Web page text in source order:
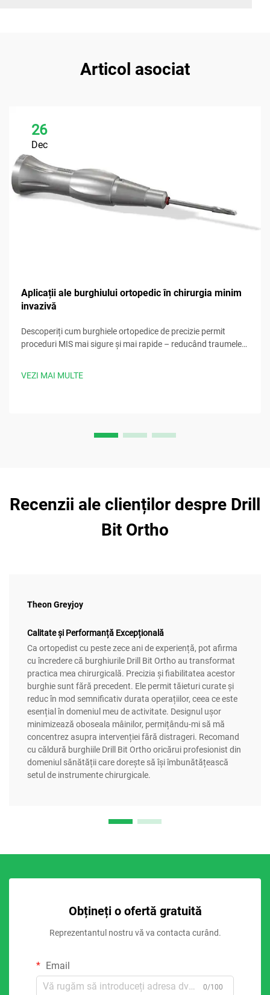
Articol asociat
26
Dec
Aplicații ale burghiului ortopedic în chirurgia minim
invazivă
Descoperiți cum burghiele ortopedice de precizie permit
proceduri MIS mai sigure și mai rapide – reducând traumele
VEZI MAI MULTE
Recenzii ale clienților despre Drill
Bit Ortho
Theon Greyjoy
Calitate și Performanță Excepțională
Ca ortopedist cu peste zece ani de experiență, pot afirma
cu încredere că burghiurile Drill Bit Ortho au transformat
practica mea chirurgicală. Precizia și fiabilitatea acestor
burghie sunt fără precedent. Ele permit tăieturi curate și
reduc în mod semnificativ durata operațiilor, ceea ce este
esențial în domeniul meu de activitate. Designul ușor
minimizează oboseala mâinilor, permițându-mi să mă
concentrez asupra intervenției fără distrageri. Recomand
cu căldură burghiile Drill Bit Ortho oricărui profesionist din
domeniul sănătății care dorește să își îmbunătățească
setul de instrumente chirurgicale.
Obțineți o ofertă gratuită
Reprezentantul nostru vă va contacta curând.
Email
0/100